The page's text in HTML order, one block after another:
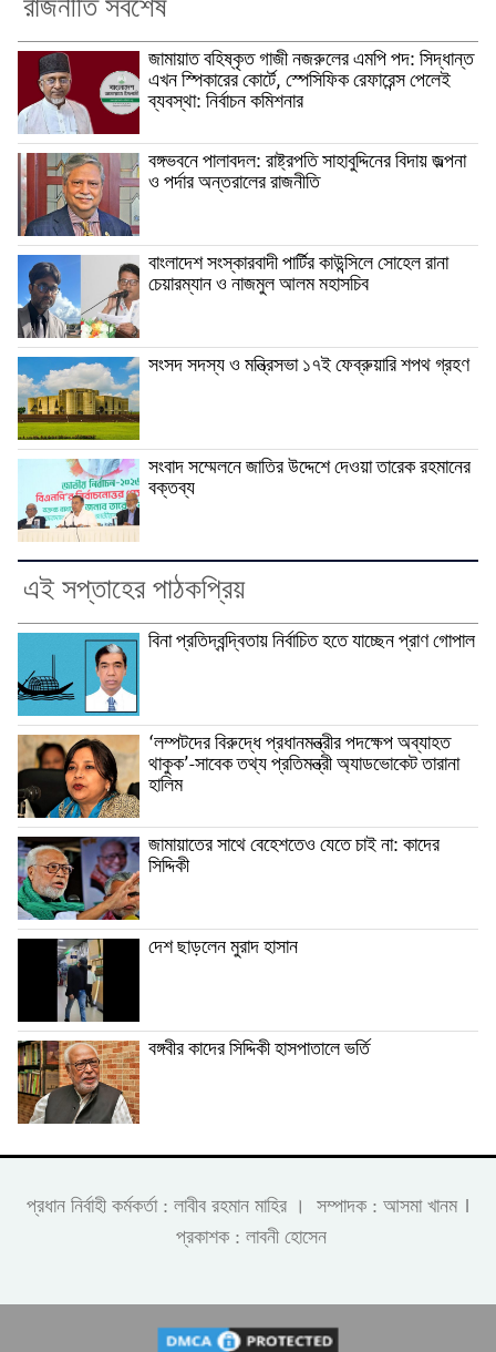
জামায়াত বহিষ্কৃত গাজী নজরুলের এমপি পদ: সিদ্ধান্ত
এখন স্পিকারের কোর্টে, স্পেসিফিক রেফারেন্স পেলেই
ব্যবস্থা: নির্বাচন কমিশনার
বঙ্গভবনে পালাবদল: রাষ্ট্রপতি সাহাবুদ্দিনের বিদায় জল্পনা
ও পর্দার অন্তরালের রাজনীতি
বাংলাদেশ সংস্কারবাদী পার্টির কাউন্সিলে সোহেল রানা
চেয়ারম্যান ও নাজমুল আলম মহাসচিব
সংসদ সদস্য ও মন্ত্রিসভা ১৭ই ফেব্রুয়ারি শপথ গ্রহণ
সংবাদ সম্মেলনে জাতির উদ্দেশে দেওয়া তারেক রহমানের
বক্তব্য
এই সপ্তাহের পাঠকপ্রিয়
বিনা প্রতিদ্বন্দ্বিতায় নির্বাচিত হতে যাচ্ছেন প্রাণ গোপাল
‘লম্পটদের বিরুদ্ধে প্রধানমন্ত্রীর পদক্ষেপ অব্যাহত
থাকুক’-সাবেক তথ্য প্রতিমন্ত্রী অ্যাডভোকেট তারানা
হালিম
জামায়াতের সাথে বেহেশতেও যেতে চাই না: কাদের
সিদ্দিকী
দেশ ছাড়লেন মুরাদ হাসান
বঙ্গবীর কাদের সিদ্দিকী হাসপাতালে ভর্তি
প্রধান নির্বাহী কর্মকর্তা : লাবীব রহমান মাহির । সম্পাদক : আসমা খানম ।
প্রকাশক : লাবনী হোসেন